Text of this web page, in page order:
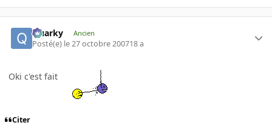
Quarky Ancien
Posté(e) le 27 octobre 200718 a
Oki c'est fait
Citer